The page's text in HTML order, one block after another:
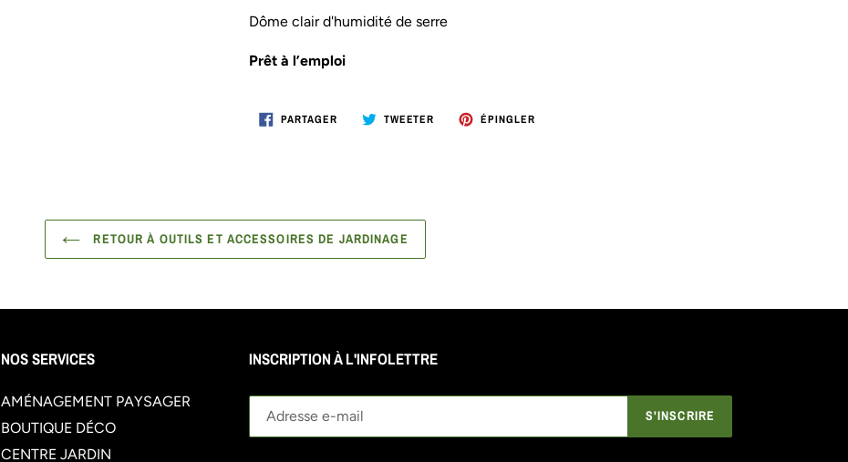
Dôme clair d'humidité de serre
Prêt à l’emploi
PARTAGERPARTAGER
SUR
TWEETER TWEETERÉPINGLER
RETOUR À OUTILS ET ACCESSOIRES DE JARDINAGE
NOS SERVICES
AMÉNAGEMENT PAYSAGER
BOUTIQUE DÉCO
CENTRE JARDIN
INSCRIPTION À L'INFOLETTRE
S'INSCRIRE